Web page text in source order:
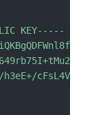
KEY-----